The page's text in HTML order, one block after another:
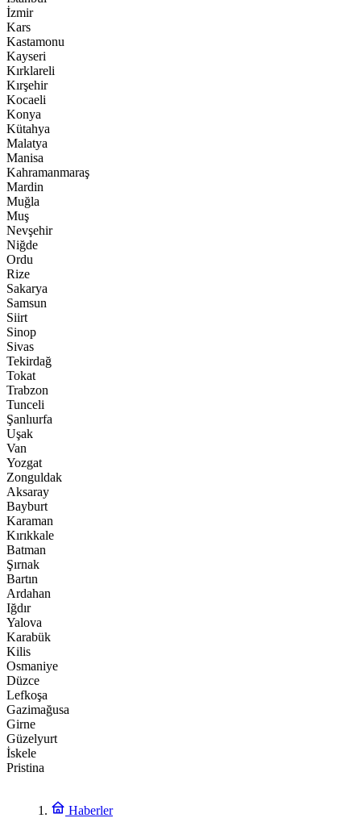
İzmir
Kars
Kastamonu
Kayseri
Kırklareli
Kırşehir
Kocaeli
Konya
Kütahya
Malatya
Manisa
Kahramanmaraş
Mardin
Muğla
Muş
Nevşehir
Niğde
Ordu
Rize
Sakarya
Samsun
Siirt
Sinop
Sivas
Tekirdağ
Tokat
Trabzon
Tunceli
Şanlıurfa
Uşak
Van
Yozgat
Zonguldak
Aksaray
Bayburt
Karaman
Kırıkkale
Batman
Şırnak
Bartın
Ardahan
Iğdır
Yalova
Karabük
Kilis
Osmaniye
Düzce
Lefkoşa
Gazimağusa
Girne
Güzelyurt
İskele
Pristina
Haberler